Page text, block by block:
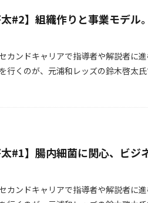
太#2】組織作りと事業モデル
カンドキャリアで指導者や解説者に
行くのが、元浦和レッズの鈴木啓太
太#1】腸内細菌に関心、ビジ
カンドキャリアで指導者や解説者に